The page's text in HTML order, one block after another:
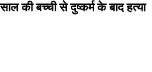
की बच्ची से दुष्कर्म के बाद हत्या